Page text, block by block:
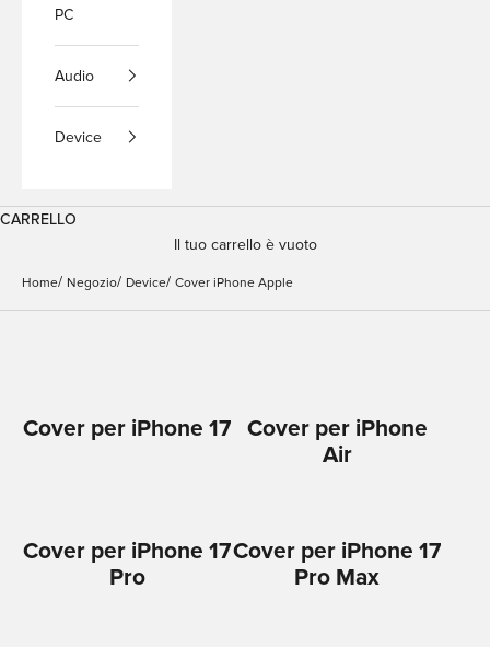
PC
Audio
Device
CARRELLO
Il tuo carrello è vuoto
Home Negozio Device Cover iPhone Apple
Cover per iPhone 17 Cover per iPhone
Air
Cover per iPhone 17
Pro
Cover per iPhone 17
Pro Max